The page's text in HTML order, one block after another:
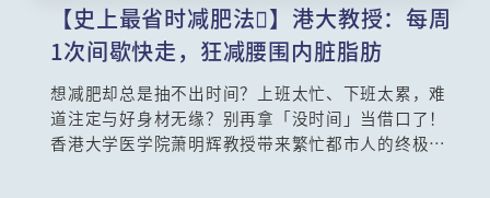
【史上最省时减肥法】港大教授：每周
1次间歇快走，狂减腰围内脏脂肪
想减肥却总是抽不出时间？上班太忙、下班太累，难
道注定与好身材无缘？别再拿「没时间」当借口了！
香港大学医学院萧明辉教授带来繁忙都市人的终极救